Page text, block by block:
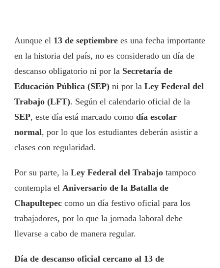
Aunque el 13 de septiembre es una fecha importante
en la historia del país, no es considerado un día de
descanso obligatorio ni por la Secretaría de
Educación Pública (SEP) ni por la Ley Federal del
Trabajo (LFT). Según el calendario oficial de la
SEP, este día está marcado como día escolar
normal, por lo que los estudiantes deberán asistir a
clases con regularidad.
Por su parte, la Ley Federal del Trabajo tampoco
contempla el Aniversario de la Batalla de
Chapultepec como un día festivo oficial para los
trabajadores, por lo que la jornada laboral debe
llevarse a cabo de manera regular.
Día de descanso oficial cercano al 13 de